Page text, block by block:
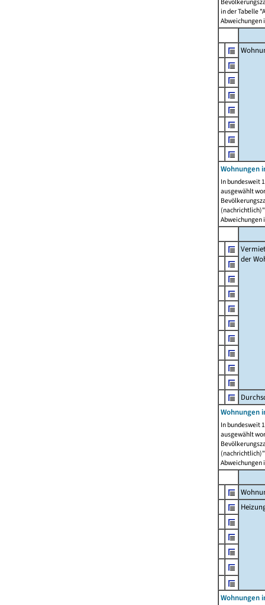
in der Tabelle
Abweichungen
Wohnungen
In bundesweit
ausgewählt
Abweichungen
der
Wohnungen
In bundesweit
ausgewählt
Abweichungen
Wohnungen